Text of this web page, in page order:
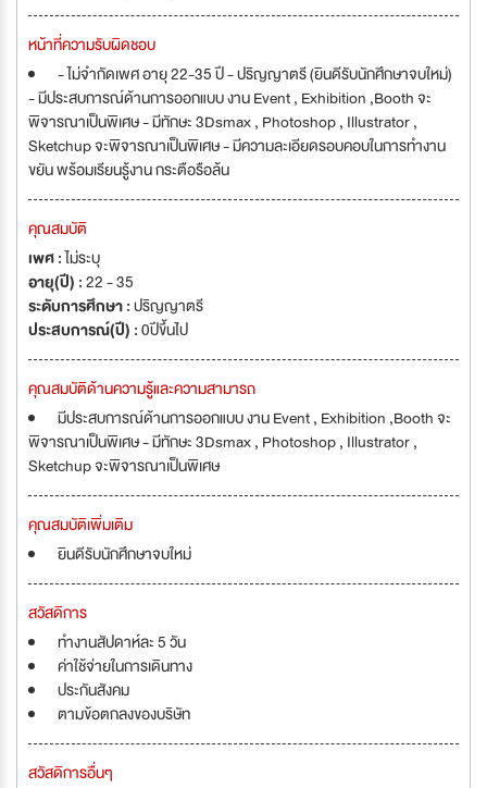
หน้าที่ความรับผิดชอบ
- ไม่จำกัดเพศ อายุ 22-35 ปี - ปริญญาตรี (ยินดีรับนักศึกษาจบใหม่)
- มีประสบการณ์ด้านการออกแบบ งาน Event , Exhibition ,Booth จะ
พิจารณาเป็นพิเศษ - มีทักษะ 3Dsmax , Photoshop , Illustrator ,
Sketchup จะพิจารณาเป็นพิเศษ - มีความละเอียดรอบคอบในการทำงาน
ขยัน พร้อมเรียนรู้งาน กระตือรือล้น
คุณสมบัติ
เพศ :ไม่ระบุ
อายุ(ปี) :22 - 35
ระดับการศึกษา :ปริญญาตรี
ประสบการณ์(ปี) :0ปีขึ้นไป
คุณสมบัติด้านความรู้และความสามารถ
มีประสบการณ์ด้านการออกแบบ งาน Event , Exhibition ,Booth จะ
พิจารณาเป็นพิเศษ - มีทักษะ 3Dsmax , Photoshop , Illustrator ,
Sketchup จะพิจารณาเป็นพิเศษ
คุณสมบัติเพิ่มเติม
ยินดีรับนักศึกษาจบใหม่
สวัสดิการ
ทำงานสัปดาห์ละ 5 วัน
ค่าใช้จ่ายในการเดินทาง
ประกันสังคม
ตามข้อตกลงของบริษัท
สวัสดิการอื่นๆ